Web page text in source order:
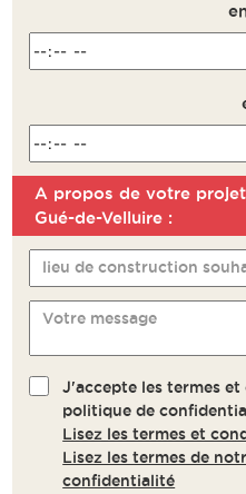
Remarque
A propos de votre
Gué-de-Velluire :
lieu de construction
Votre message
J'accepte les termes
politique de
Lisez les termes et
Lisez les termes de
confidentialité